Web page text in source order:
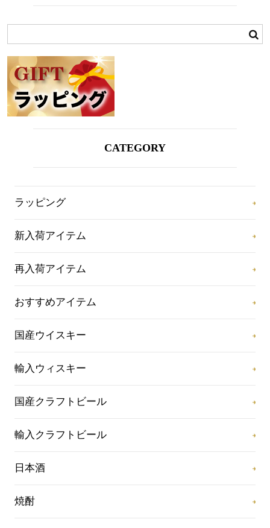
CATEGORY
ラッピング
新入荷アイテム
再入荷アイテム
おすすめアイテム
国産ウイスキー
輸入ウィスキー
国産クラフトビール
輸入クラフトビール
日本酒
焼酎